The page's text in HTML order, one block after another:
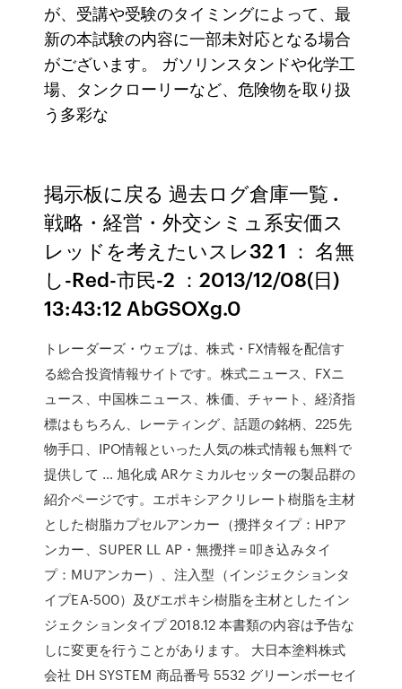
が、受講や受験のタイミングによって、最
新の本試験の内容に一部未対応となる場合
がございます。 ガソリンスタンドや化学工
場、タンクローリーなど、危険物を取り扱
う多彩な
掲示板に戻る 過去ログ倉庫一覧 .
戦略・経営・外交シミュ系安価ス
レッドを考えたいスレ32 1 ： 名無
し-Red-市民-2 ：2013/12/08(日)
13:43:12 AbGSOXg.0
トレーダーズ・ウェブは、株式・FX情報を配信す
る総合投資情報サイトです。株式ニュース、FXニ
ュース、中国株ニュース、株価、チャート、経済指
標はもちろん、レーティング、話題の銘柄、225先
物手口、IPO情報といった人気の株式情報も無料で
提供して … 旭化成 ARケミカルセッターの製品群の
紹介ページです。エポキシアクリレート樹脂を主材
とした樹脂カプセルアンカー（攪拌タイプ：HPア
ンカー、SUPER LL AP・無攪拌＝叩き込みタイ
プ：MUアンカー）、注入型（インジェクションタ
イプEA-500）及びエポキシ樹脂を主材としたイン
ジェクションタイプ 2018.12 本書類の内容は予告な
しに変更を行うことがあります。 大日本塗料株式
会社 DH SYSTEM 商品番号 5532 グリーンボーセイ